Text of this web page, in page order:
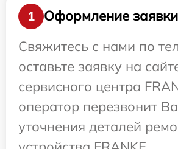
1
Оформление заявки
Свяжитесь с нами по
оставьте заявку на
сервисного центра
оператор перезвонит
уточнения деталей